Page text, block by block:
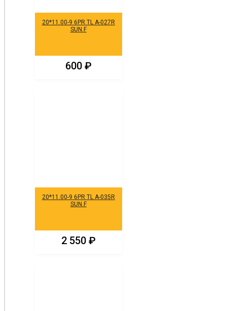
20*11.00-9 6PR TL A-027R
SUN.F
600 ₽
20*11.00-9 6PR TL A-035R
SUN.F
2 550 ₽